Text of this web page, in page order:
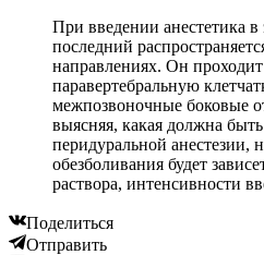
При введении анестетика
последний
направлениях. Он
паравертебральную
межпозвоночные боковые
выясняя, какая должна
перидуральной анестезии,
обезболивания будет
раствора, интенсивности
Поделиться
Отправить